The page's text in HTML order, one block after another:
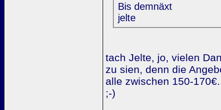
Bis demnäxt
jelte
tach Jelte, jo, vielen
zu sien, denn die
alle zwischen 150-
;-)